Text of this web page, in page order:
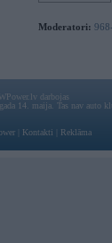
Moderatori:
darbojas
14. maija. Tas nav auto
Kontakti Reklāma